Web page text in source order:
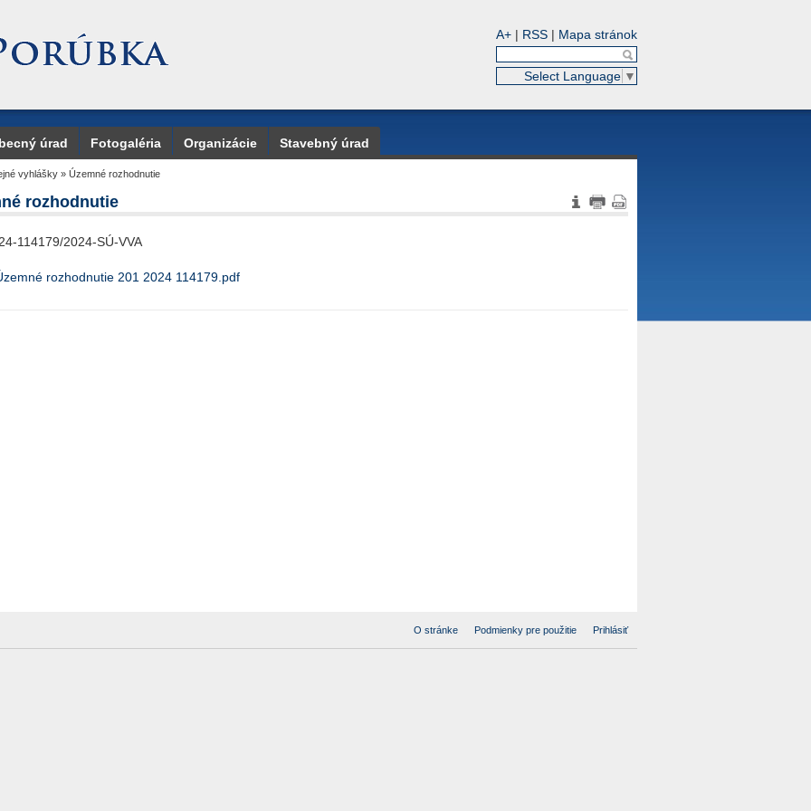
A+ | RSS | Mapa stránok
Select Language ▼
úrad Fotogaléria Organizácie Stavebný úrad
vyhlášky » Územné rozhodnutie
rozhodnutie
114179/2024-SÚ-VVA
rozhodnutie 201 2024 114179.pdf
O stránke Podmienky pre použitie Prihlásiť